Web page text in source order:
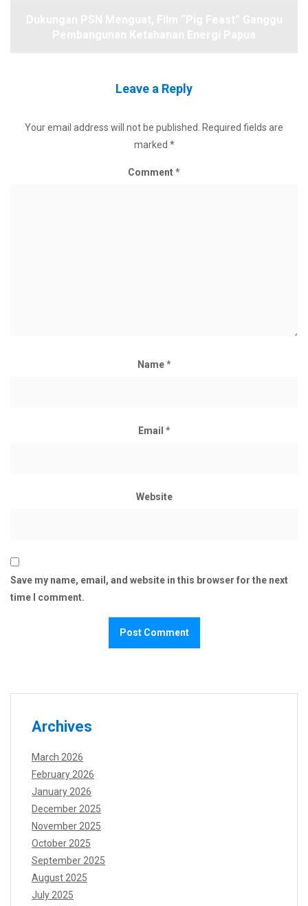
Leave a Reply
Your email address will not be published. Required fields are
marked *
Comment*
Name*
Email *
Website
Save my name, email, and website in this browser for the next
time I comment.
Archives
March 2026
February 2026
January 2026
December 2025
November 2025
October 2025
September 2025
August 2025
July 2025